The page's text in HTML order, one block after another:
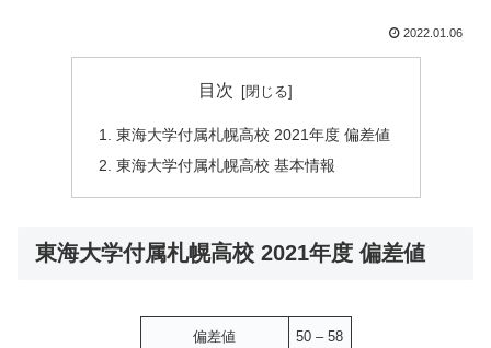
2022.01.06
目次
東海大学付属札幌高校 2021年度 偏差値
東海大学付属札幌高校 基本情報
東海大学付属札幌高校 2021年度 偏差値
偏差値 50 – 58